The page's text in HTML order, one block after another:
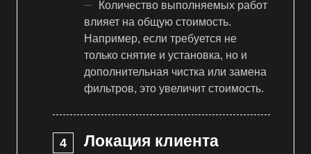
Количество выполняемых работ
влияет на общую стоимость.
Например, если требуется не
только снятие и установка, но и
дополнительная чистка или замена
фильтров, это увеличит стоимость.
Локация клиента